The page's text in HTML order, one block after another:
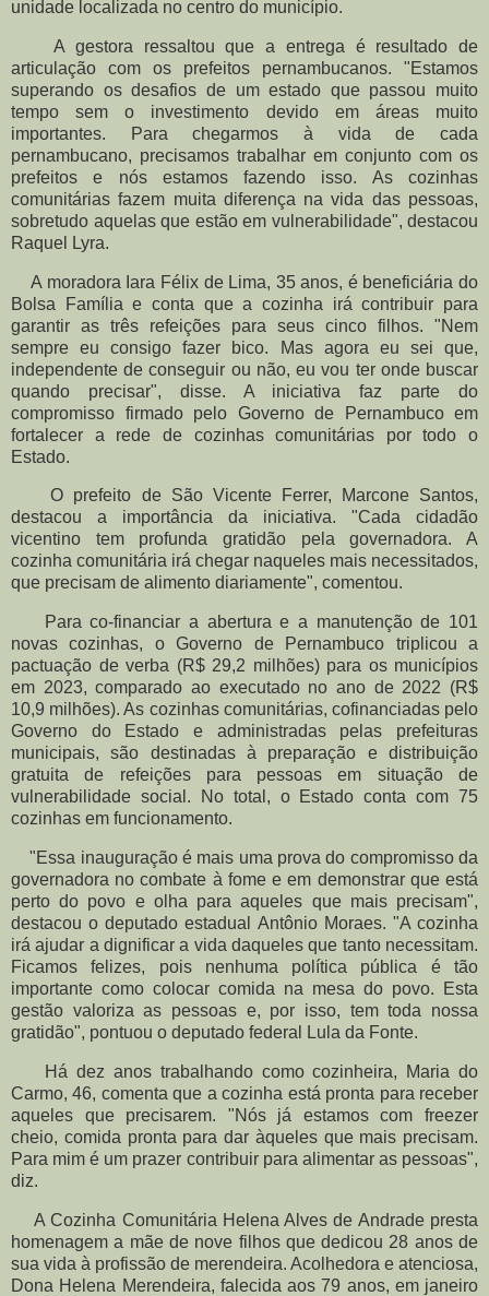
unidade localizada no centro do município.
A gestora ressaltou que a entrega é resultado de
articulação com os prefeitos pernambucanos. "Estamos
superando os desafios de um estado que passou muito
tempo sem o investimento devido em áreas muito
importantes. Para chegarmos à vida de cada
pernambucano, precisamos trabalhar em conjunto com os
prefeitos e nós estamos fazendo isso. As cozinhas
comunitárias fazem muita diferença na vida das pessoas,
sobretudo aquelas que estão em vulnerabilidade", destacou
Raquel Lyra.
A moradora Iara Félix de Lima, 35 anos, é beneficiária do
Bolsa Família e conta que a cozinha irá contribuir para
garantir as três refeições para seus cinco filhos. "Nem
sempre eu consigo fazer bico. Mas agora eu sei que,
independente de conseguir ou não, eu vou ter onde buscar
quando precisar", disse. A iniciativa faz parte do
compromisso firmado pelo Governo de Pernambuco em
fortalecer a rede de cozinhas comunitárias por todo o
Estado.
O prefeito de São Vicente Ferrer, Marcone Santos,
destacou a importância da iniciativa. "Cada cidadão
vicentino tem profunda gratidão pela governadora. A
cozinha comunitária irá chegar naqueles mais necessitados,
que precisam de alimento diariamente", comentou.
Para co-financiar a abertura e a manutenção de 101
novas cozinhas, o Governo de Pernambuco triplicou a
pactuação de verba (R$ 29,2 milhões) para os municípios
em 2023, comparado ao executado no ano de 2022 (R$
10,9 milhões). As cozinhas comunitárias, cofinanciadas pelo
Governo do Estado e administradas pelas prefeituras
municipais, são destinadas à preparação e distribuição
gratuita de refeições para pessoas em situação de
vulnerabilidade social. No total, o Estado conta com 75
cozinhas em funcionamento.
"Essa inauguração é mais uma prova do compromisso da
governadora no combate à fome e em demonstrar que está
perto do povo e olha para aqueles que mais precisam",
destacou o deputado estadual Antônio Moraes. "A cozinha
irá ajudar a dignificar a vida daqueles que tanto necessitam.
Ficamos felizes, pois nenhuma política pública é tão
importante como colocar comida na mesa do povo. Esta
gestão valoriza as pessoas e, por isso, tem toda nossa
gratidão", pontuou o deputado federal Lula da Fonte.
Há dez anos trabalhando como cozinheira, Maria do
Carmo, 46, comenta que a cozinha está pronta para receber
aqueles que precisarem. "Nós já estamos com freezer
cheio, comida pronta para dar àqueles que mais precisam.
Para mim é um prazer contribuir para alimentar as pessoas",
diz.
A Cozinha Comunitária Helena Alves de Andrade presta
homenagem a mãe de nove filhos que dedicou 28 anos de
sua vida à profissão de merendeira. Acolhedora e atenciosa,
Dona Helena Merendeira, falecida aos 79 anos, em janeiro